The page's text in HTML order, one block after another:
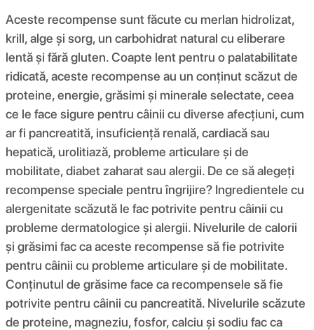
Aceste recompense sunt făcute cu merlan hidrolizat,
krill, alge și sorg, un carbohidrat natural cu eliberare
lentă și fără gluten. Coapte lent pentru o palatabilitate
ridicată, aceste recompense au un conținut scăzut de
proteine, energie, grăsimi și minerale selectate, ceea
ce le face sigure pentru câinii cu diverse afecțiuni, cum
ar fi pancreatită, insuficiență renală, cardiacă sau
hepatică, urolitiază, probleme articulare și de
mobilitate, diabet zaharat sau alergii. De ce să alegeți
recompense speciale pentru îngrijire? Ingredientele cu
alergenitate scăzută le fac potrivite pentru câinii cu
probleme dermatologice și alergii. Nivelurile de calorii
și grăsimi fac ca aceste recompense să fie potrivite
pentru câinii cu probleme articulare și de mobilitate.
Conținutul de grăsime face ca recompensele să fie
potrivite pentru câinii cu pancreatită. Nivelurile scăzute
de proteine, magneziu, fosfor, calciu și sodiu fac ca